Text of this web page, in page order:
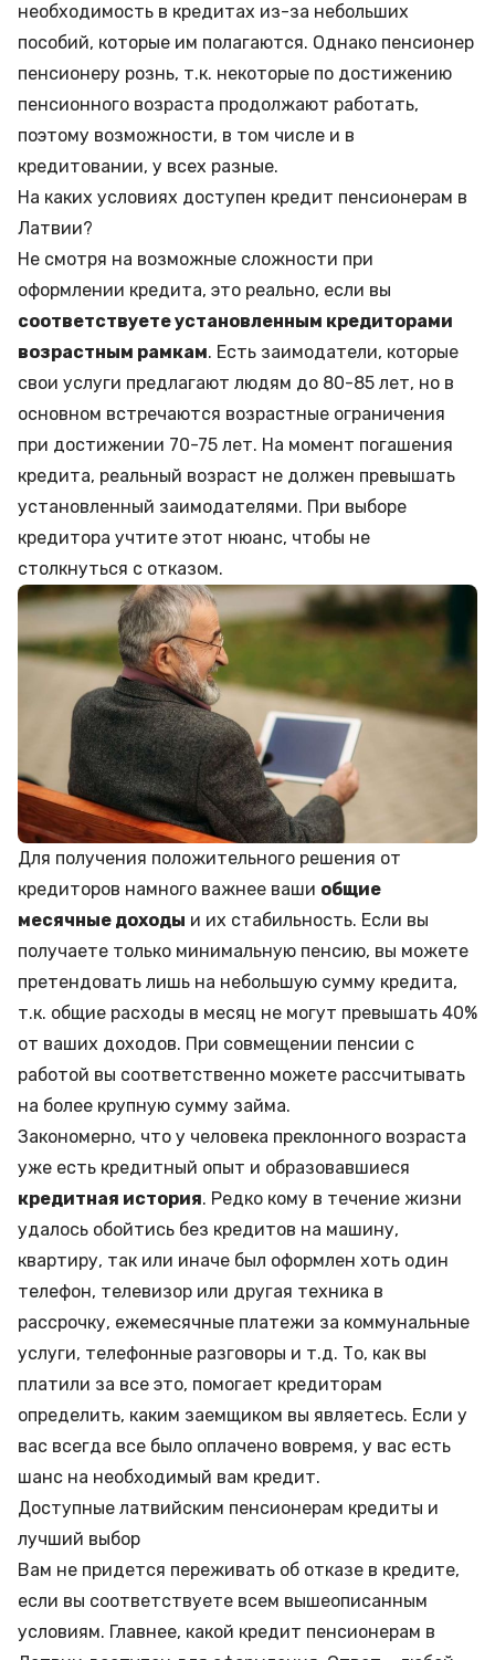
необходимость в кредитах из-за небольших
пособий, которые им полагаются. Однако пенсионер
пенсионеру рознь, т.к. некоторые по достижению
пенсионного возраста продолжают работать,
поэтому возможности, в том числе и в
кредитовании, у всех разные.
На каких условиях доступен кредит пенсионерам в
Латвии?
Не смотря на возможные сложности при
оформлении кредита, это реально, если вы
соответствуете установленным кредиторами
возрастным рамкам. Есть заимодатели, которые
свои услуги предлагают людям до 80-85 лет, но в
основном встречаются возрастные ограничения
при достижении 70-75 лет. На момент погашения
кредита, реальный возраст не должен превышать
установленный заимодателями. При выборе
кредитора учтите этот нюанс, чтобы не
столкнуться с отказом.
Для получения положительного решения от
кредиторов намного важнее ваши общие
месячные доходы и их стабильность. Если вы
получаете только минимальную пенсию, вы можете
претендовать лишь на небольшую сумму кредита,
т.к. общие расходы в месяц не могут превышать 40%
от ваших доходов. При совмещении пенсии с
работой вы соответственно можете рассчитывать
на более крупную сумму займа.
Закономерно, что у человека преклонного возраста
уже есть кредитный опыт и образовавшиеся
кредитная история. Редко кому в течение жизни
удалось обойтись без кредитов на машину,
квартиру, так или иначе был оформлен хоть один
телефон, телевизор или другая техника в
рассрочку, ежемесячные платежи за коммунальные
услуги, телефонные разговоры и т.д. То, как вы
платили за все это, помогает кредиторам
определить, каким заемщиком вы являетесь. Если у
вас всегда все было оплачено вовремя, у вас есть
шанс на необходимый вам кредит.
Доступные латвийским пенсионерам кредиты и
лучший выбор
Вам не придется переживать об отказе в кредите,
если вы соответствуете всем вышеописанным
условиям. Главнее, какой кредит пенсионерам в